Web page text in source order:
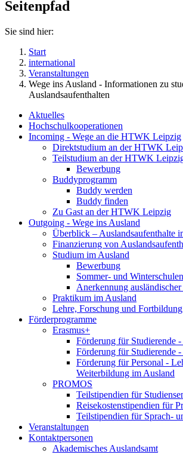
Seitenpfad
Sie sind hier:
Start
international
Veranstaltungen
Wege ins Ausland - Informationen zu
Auslandsaufenthalten
Aktuelles
Hochschulkooperationen
Incoming - Wege an die HTWK Leipzig
Direktstudium an der HTWK
Teilstudium an der HTWK
Bewerbung
Buddyprogramm
Buddy werden
Buddy finden
Zu Gast an der HTWK Leipzig
Outgoing - Wege ins Ausland
Überblick – Auslandsaufenthalte
Finanzierung von
Studium im Ausland
Bewerbung
Sommer- und Winterschulen
Anerkennung
Praktikum im Ausland
Lehre, Forschung und
Förderprogramme
Erasmus+
Förderung für Studierende
Förderung für Studierende
Förderung für Personal -
Weiterbildung im Ausland
PROMOS
Teilstipendien für
Reisekostenstipendien für
Teilstipendien für Sprach-
Veranstaltungen
Kontaktpersonen
Akademisches Auslandsamt